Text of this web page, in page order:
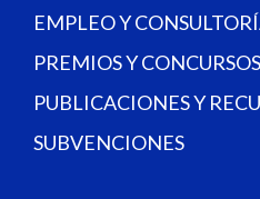
EMPLEO Y
PREMIOS Y CONCURSOS
PUBLICACIONES Y
SUBVENCIONES